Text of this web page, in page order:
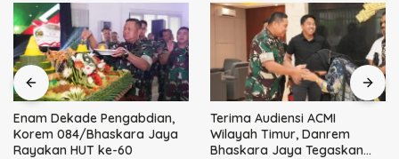
Enam Dekade Pengabdian,
Korem 084/Bhaskara Jaya
Rayakan HUT ke-60
Terima Audiensi ACMI
Wilayah Timur, Danrem
Bhaskara Jaya Tegaskan